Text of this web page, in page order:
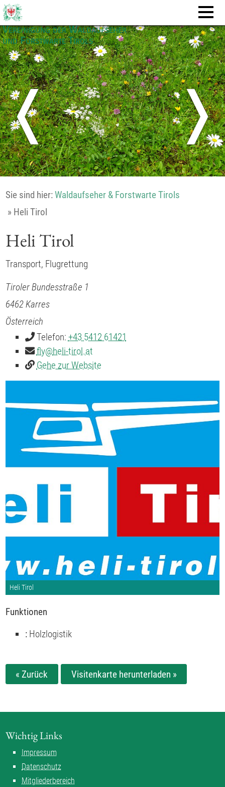
Vereinigung der Waldaufseher
und Forstwarte Tirols
❬ ❭
Sie sind hier:Waldaufseher & Forstwarte Tirols
» Heli Tirol
Heli Tirol
Transport, Flugrettung
Tiroler Bundesstraße 1
6462Karres
Österreich
Telefon: +43 5412 61421
fly@heli-tirol.at
Gehe zur Website
Heli Tirol
Funktionen
:Holzlogistik
« Zurück Visitenkarte herunterladen »
Wichtig Links
Impressum
Datenschutz
Mitgliederbereich